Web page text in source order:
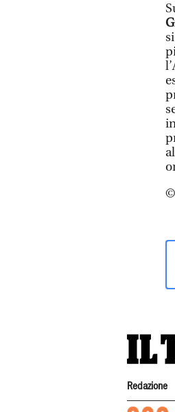
©
Redazione